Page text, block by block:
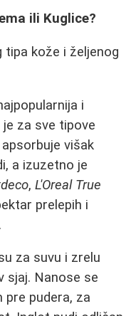
ili Kuglice?
kože i željenog
i
za sve tipove
višak
a izuzetno je
, L'Oreal True
prelepih i
za suvu i zrelu
sjaj. Nanose se
pudera, za